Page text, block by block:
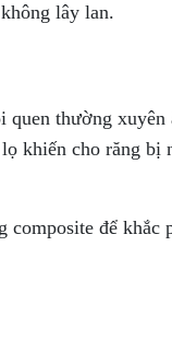
lây lan.
thường
khiến cho răng
để